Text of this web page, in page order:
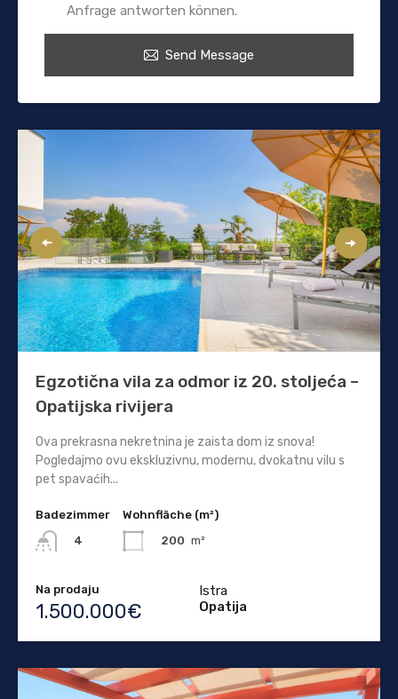
Anfrage antworten können.
Send Message
Egzotična vila za odmor iz 20. stoljeća –
Opatijska rivijera
Ova prekrasna nekretnina je zaista dom iz snova!
Pogledajmo ovu ekskluzivnu, modernu, dvokatnu vilu s
pet spavaćih...
Badezimmer
4
Wohnfläche (m²)
200 m²
Na prodaju
1.500.000€
Istra
Opatija